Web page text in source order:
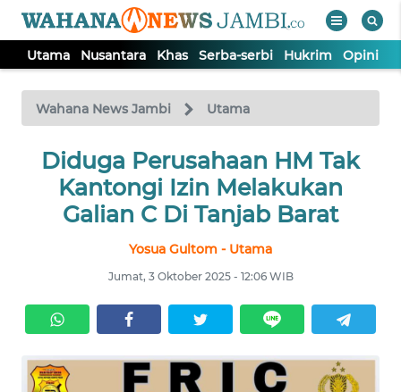
Utama Nusantara Khas Serba-serbi Hukrim Opini
Wahana News Jambi Utama
Diduga Perusahaan HM Tak
Kantongi Izin Melakukan
Galian C Di Tanjab Barat
Yosua Gultom - Utama
Jumat, 3 Oktober 2025 - 12:06 WIB
TV
Tutup
UTAMA
NUSANTARA
SERBA-
SERBI
HUKRIM